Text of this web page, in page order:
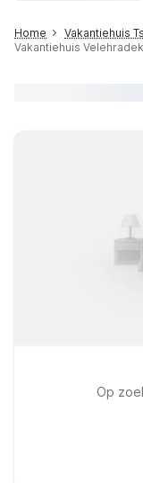
Home Vakantiehuis
Vakantiehuis Velehradek
Op